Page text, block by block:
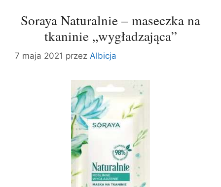
Soraya Naturalnie – maseczka na
tkaninie „wygładzająca”
7 maja 2021 przez Albicja